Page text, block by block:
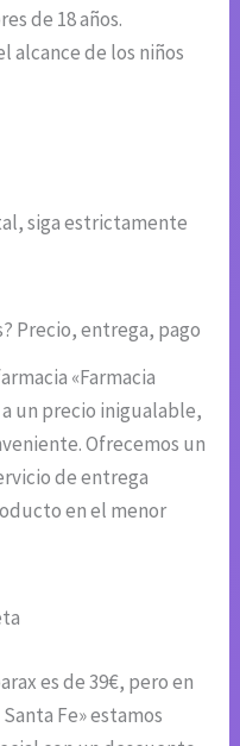
de 18 años.
alcance de los niños
siga estrictamente
Precio, entrega, pago
«Farmacia
un precio inigualable,
Ofrecemos un
de entrega
en el menor
es de 39€, pero en
Fe» estamos